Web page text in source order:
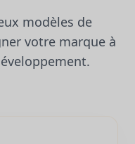
modèles de
votre marque à